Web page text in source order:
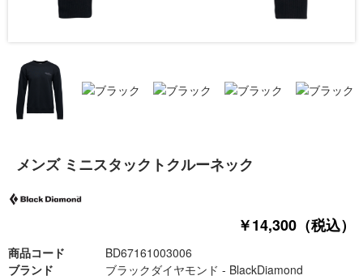
メンズ ミニスタックトクルーネック
￥14,300（税込）
商品コード
BD67161003006
ブランド
ブラックダイヤモンド - BlackDiamond